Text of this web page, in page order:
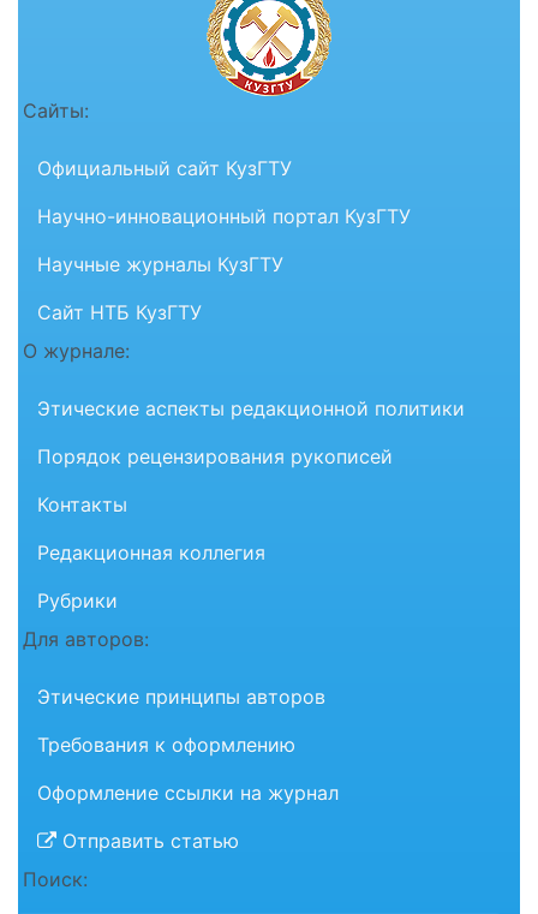
Сайты:
Официальный сайт КузГТУ
Научно-инновационный портал КузГТУ
Научные журналы КузГТУ
Сайт НТБ КузГТУ
О журнале:
Этические аспекты редакционной политики
Порядок рецензирования рукописей
Контакты
Редакционная коллегия
Рубрики
Для авторов:
Этические принципы авторов
Требования к оформлению
Оформление ссылки на журнал
Отправить статью
Поиск: